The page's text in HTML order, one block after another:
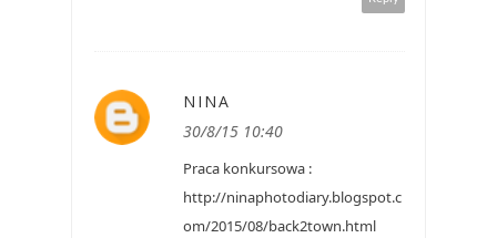
NINA
30/8/15 10:40
Praca konkursowa :
http://ninaphotodiary.blogspot.c
om/2015/08/back2town.html